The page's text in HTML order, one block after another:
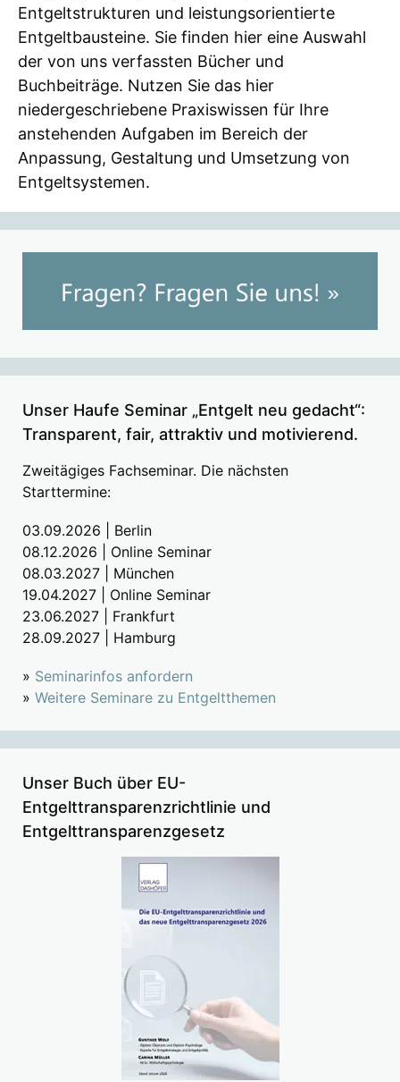
Entgeltstrukturen und leistungsorientierte
Entgeltbausteine. Sie finden hier eine Auswahl
der von uns verfassten Bücher und
Buchbeiträge. Nutzen Sie das hier
niedergeschriebene Praxiswissen für Ihre
anstehenden Aufgaben im Bereich der
Anpassung, Gestaltung und Umsetzung von
Entgeltsystemen.
Unser Haufe Seminar „Entgelt neu gedacht“:
Transparent, fair, attraktiv und motivierend.
Zweitägiges Fachseminar. Die nächsten
Starttermine:
03.09.2026 | Berlin
08.12.2026 | Online Seminar
08.03.2027 | München
19.04.2027 | Online Seminar
23.06.2027 | Frankfurt
28.09.2027 | Hamburg
» Seminarinfos anfordern
» Weitere Seminare zu Entgeltthemen
Unser Buch über EU-
Entgelttransparenzrichtlinie und
Entgelttransparenzgesetz